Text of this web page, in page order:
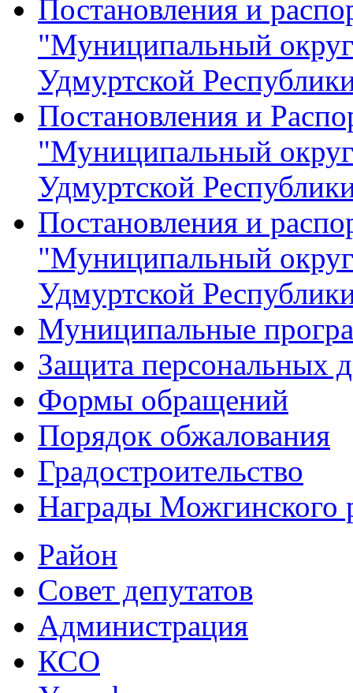
Постановления и
"Муниципальный
Удмуртской
Постановления и
"Муниципальный
Удмуртской
Постановления и
"Муниципальный
Удмуртской
Муниципальные
Защита персональных
Формы обращений
Порядок обжалования
Градостроительство
Награды Можгинского
Район
Совет депутатов
Администрация
КСО